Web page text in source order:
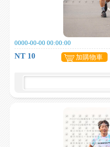
0000-00-00 00:00:00
NT 10 加購物車